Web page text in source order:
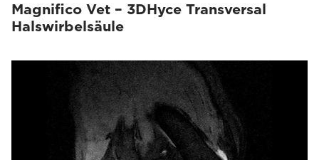
Magnifico Vet – 3DHyce Transversal
Halswirbelsäule